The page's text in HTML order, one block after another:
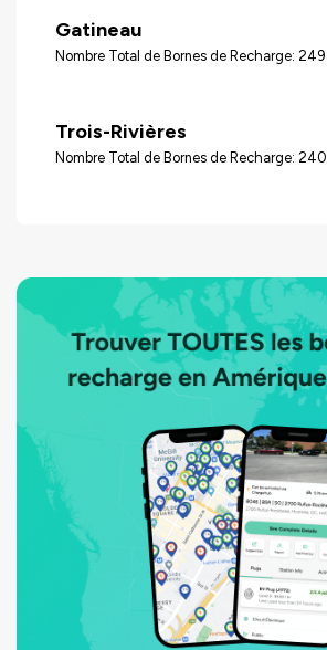
Gatineau
Nombre Total de Bornes de Recharge: 249
Trois-Rivières
Nombre Total de Bornes de Recharge: 240